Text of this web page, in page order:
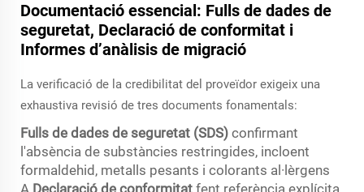
Documentació essencial: Fulls de dades de
seguretat, Declaració de conformitat i
Informes d’anàlisis de migració
La verificació de la credibilitat del proveïdor exigeix una
exhaustiva revisió de tres documents fonamentals:
Fulls de dades de seguretat (SDS) confirmant
l'absència de substàncies restringides, incloent
formaldehid, metalls pesants i colorants al·lèrgens
A Declaració de conformitat fent referència explícita